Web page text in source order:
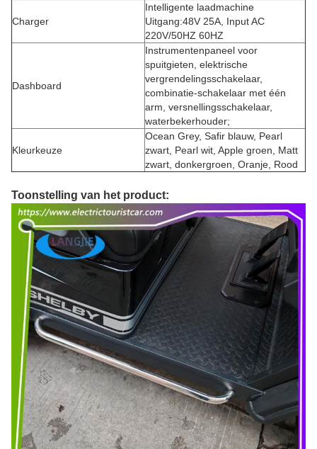
Charger
Intelligente laadmachine
Uitgang:48V 25A, Input AC
220V/50HZ 60HZ
Dashboard
Instrumentenpaneel voor
spuitgieten, elektrische
vergrendelingsschakelaar,
combinatie-schakelaar met één
arm, versnellingsschakelaar,
waterbekerhouder;
Kleurkeuze
Ocean Grey, Safir blauw, Pearl
zwart, Pearl wit, Apple groen, Matt
zwart, donkergroen, Oranje, Rood
Toonstelling van het product: